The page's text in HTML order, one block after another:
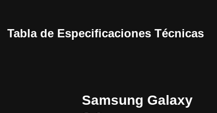
Tabla de Especificaciones Técnicas
Samsung Galaxy